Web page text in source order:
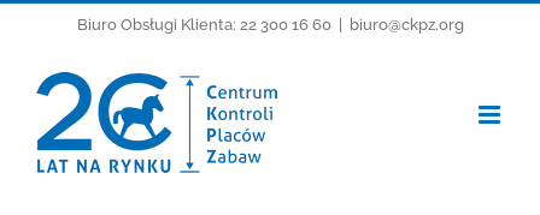
zawartości
Biuro Obsługi Klienta: 22 300 16 60 biuro@ckpz.org